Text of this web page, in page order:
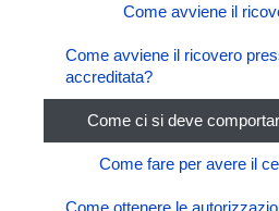
Come avviene il
Come avviene il ricovero
accreditata?
Come ci si deve
Come fare per avere il
Come ottenere le